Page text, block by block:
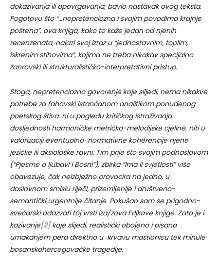
dokazivanja ili opovrgavanja, bavio nastavak ovog teksta.
Pogotovu što “…nepretenciozna i svojim povodima krajnje
poštena”, ova knjiga, kako to kaže jedan od njenih
recenzenata, nalazi svoj izraz u “jednostavnim, toplim,
iskrenim stihovima”, kojima ne treba nikakav specijalno
žanrovski ili strukturalističko-interpretativni pristup.
Stoga, nepretenciozno govorenje koje slijedi, nema nikakve
potrebe za fahovski istančanom analitikom ponuđenog
poetskog štiva: ni u pogledu kritičkog istraživanja
dosljednosti harmoničke metričko-melodijske cjeline, niti u
valorizaciji eventualno-normativne koherencije njene
jezičke ili aksiološke ravni. Tim prije što svojim podnaslovom
(“Pjesme o ljubavi i Bosni”), zbirka “Ima li svjetlosti” više
obavezuje, čak neizbježno provocira na jedno, u
doslovnom smislu riječi, prizemljenije i društveno-
semantički urgentnije čitanje. Pokušao sam se prigodno-
svečarski odazvati toj vrsti iza/zova Frljkove knjige. Zato je i
kazivanje[2]koje slijedi, realistički obojeno i pisano
umakanjem pera direktno u krvavu mastionicu tek minule
bosanskohercegovačke tragedije.